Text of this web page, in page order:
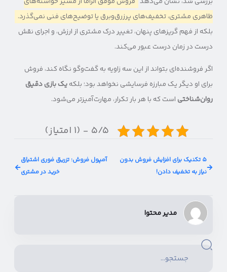
ظاهری مشتری، تخفیف‌های پرزرق‌وبرق یا توضیح‌های فنی نمی‌گذرد.
بلکه از فهم گریزهای پنهان، تغییر درک مشتری از ارزش، و اجرای نقش
درست در زمان درست عبور می‌کند.
اگر فروشنده‌ای بتواند از این سه زاویه به گفت‌وگو نگاه کند، فروش
برای او دیگر یک مبارزه فرسایشی نخواهد بود؛ بلکهیک بازی دقیق
روان‌شناختیاست که با هر بار تکرار، مهارت‌آمیزتر می‌شود.
۵/۵ - (۱ امتیاز)
۵ تکنیک برای افزایش فروش بدون
نیاز به تخفیف دادن!
آمپول فروش: تزریق فوری اشتیاق
خرید در مشتری
مدیر محتوا